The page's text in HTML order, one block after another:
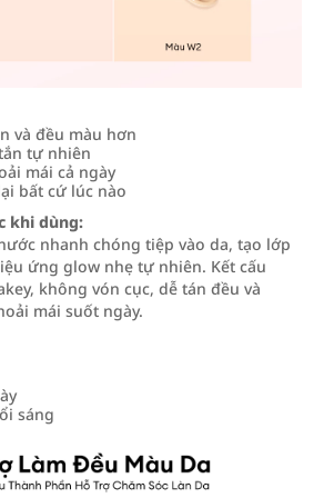
và đều màu hơn
tự nhiên
mái cả ngày
bất cứ lúc nào
khi dùng:
nhanh chóng tiệp vào da, tạo lớp
ứng glow nhẹ tự nhiên. Kết cấu
không vón cục, dễ tán đều và
mái suốt ngày.
sáng